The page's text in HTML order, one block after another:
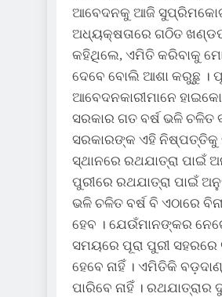
ଆବେଦନକୁ ଆଜି
ଅଧ୍ୟକ୍ଷତାରେ ଗଠିତ
କହିଥିଲେ, ଏମିତି କରିବାକୁ
ଦେବେ ବୋଲି ଆଶା କରୁଛୁ ।
ଆବେଦନକାରୀମାନେ
ସରକାର ଗତ ବର୍ଷ ଭଳି ଚଳିତ
ସରକାରଙ୍କ ଏହି ନିଷ୍ପତ୍ତିକୁ
ସ୍ଥାନରେ ରଥଯାତ୍ରା ପାଇଁ
ପୁରୀରେ ରଥଯାତ୍ରା ପାଇଁ
ଭଳି ଚଳିତ ବର୍ଷ ବି ଏଠାରେ
ହେବ । ଯେଉଁମାନଙ୍କର
ସମୟରେ ପୂରା ପୁରୀ ସହରରେ
ହେବେ ନାହିଁ । ଏମିତିକି
ପାରିବେ ନାହିଁ ।